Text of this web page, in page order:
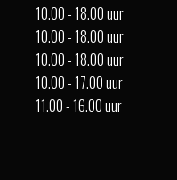
10.00 - 18.00 uur
10.00 - 18.00 uur
10.00 - 18.00 uur
10.00 - 17.00 uur
11.00 - 16.00 uur